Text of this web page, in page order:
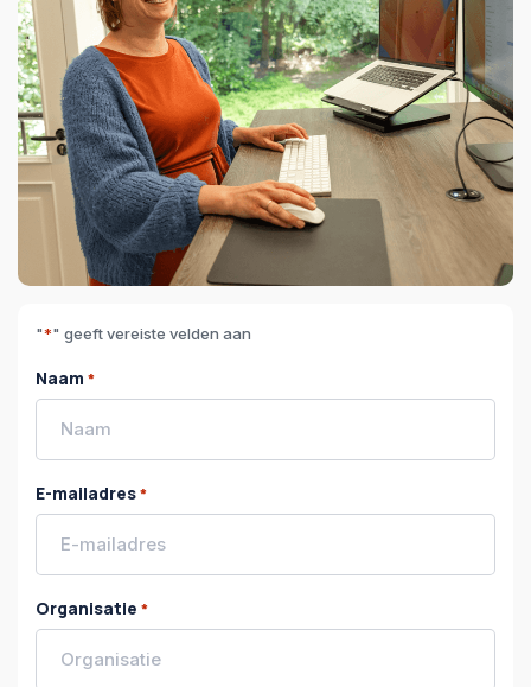
"*" geeft vereiste velden aan
Naam *
E-mailadres*
Organisatie *